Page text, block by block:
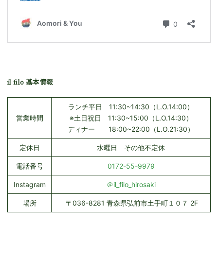
il filo 基本情報
営業時間
ランチ平日 11:30~14:30（L.O.14:00）
※土日祝日 11:30~15:00（L.O.14:30）
ディナー 18:00~22:00（L.O.21:30）
定休日 水曜日 その他不定休
電話番号 0172-55-9979
Instagram ＠il_filo_hirosaki
場所 〒036-8281 青森県弘前市土手町１０７ 2F